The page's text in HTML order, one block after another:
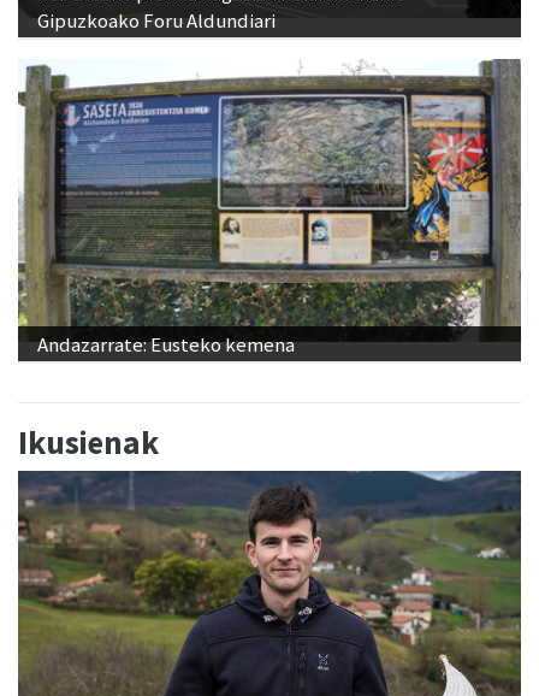
Gipuzkoako Foru Aldundiari
Andazarrate: Eusteko kemena
Ikusienak